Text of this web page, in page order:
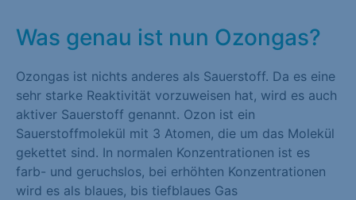
Was genau ist nun Ozongas?
Ozongas ist nichts anderes als Sauerstoff. Da es eine
sehr starke Reaktivität vorzuweisen hat, wird es auch
aktiver Sauerstoff genannt. Ozon ist ein
Sauerstoffmolekül mit 3 Atomen, die um das Molekül
gekettet sind. In normalen Konzentrationen ist es
farb- und geruchslos, bei erhöhten Konzentrationen
wird es als blaues, bis tiefblaues Gas